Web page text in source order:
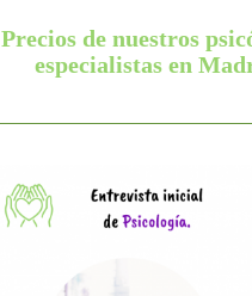
Precios de nuestros
especialistas en